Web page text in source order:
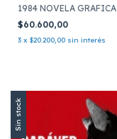
1984 NOVELA GRAFICA
$60.600,00
3 x $20.200,00 sin interés
Sin stock